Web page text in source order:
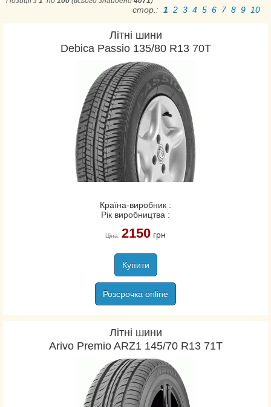
Ardent
Atlander
Atlas
Atturo
Austone
Barum
Berlin
BF Goodrich
Cachland
CEAT
Comforser
Compasal
Continental
Cooper
CST
Dayton
Debica
Diamondback
стор.: 1 2 3 4 5 6 7 8 9 10
Літні шини
Debica Passio 135/80 R13 70T
Країна-виробник :
Рік виробництва :
Ціна: 2150грн
Купити
Розсрочка online
Літні шини
Arivo Premio ARZ1 145/70 R13 71T